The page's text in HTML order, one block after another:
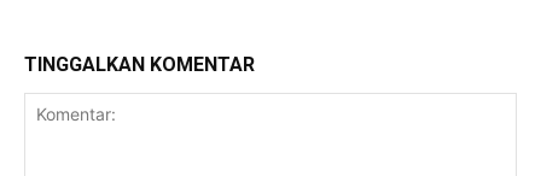
TINGGALKAN KOMENTAR